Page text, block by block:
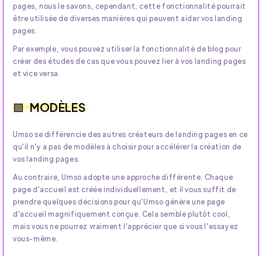
pages, nous le savons, cependant, cette fonctionnalité pourrait
être utilisée de diverses manières qui peuvent aider vos landing
pages.
Par exemple, vous pouvez utiliser la fonctionnalité de blog pour
créer des études de cas que vous pouvez lier à vos landing pages
et vice versa.
MODÈLES
Umso se différencie des autres créateurs de landing pages en ce
qu'il n'y a pas de modèles à choisir pour accélérer la création de
vos landing pages.
Au contraire, Umso adopte une approche différente. Chaque
page d'accueil est créée individuellement, et il vous suffit de
prendre quelques décisions pour qu'Umso génère une page
d'accueil magnifiquement conçue. Cela semble plutôt cool,
mais vous ne pourrez vraiment l'apprécier que si vous l'essayez
vous-même.